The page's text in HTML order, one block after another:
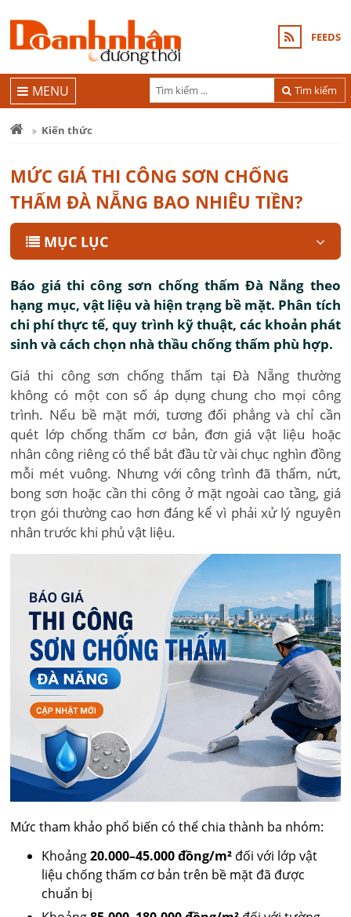
FEEDS
Tìm kiếm
MENU
Kiến thức
MỨC GIÁ THI CÔNG SƠN CHỐNG
THẤM ĐÀ NẴNG BAO NHIÊU TIỀN?
MỤC LỤC
Báo giá thi công sơn chống thấm Đà Nẵng theo
hạng mục, vật liệu và hiện trạng bề mặt. Phân tích
chi phí thực tế, quy trình kỹ thuật, các khoản phát
sinh và cách chọn nhà thầu chống thấm phù hợp.
Giá thi công sơn chống thấm tại Đà Nẵng thường
không có một con số áp dụng chung cho mọi công
trình. Nếu bề mặt mới, tương đối phẳng và chỉ cần
quét lớp chống thấm cơ bản, đơn giá vật liệu hoặc
nhân công riêng có thể bắt đầu từ vài chục nghìn đồng
mỗi mét vuông. Nhưng với công trình đã thấm, nứt,
bong sơn hoặc cần thi công ở mặt ngoài cao tầng, giá
trọn gói thường cao hơn đáng kể vì phải xử lý nguyên
nhân trước khi phủ vật liệu.
Mức tham khảo phổ biến có thể chia thành ba nhóm:
Khoảng20.000–45.000 đồng/m² đối với lớp vật
liệu chống thấm cơ bản trên bề mặt đã được
chuẩn bị